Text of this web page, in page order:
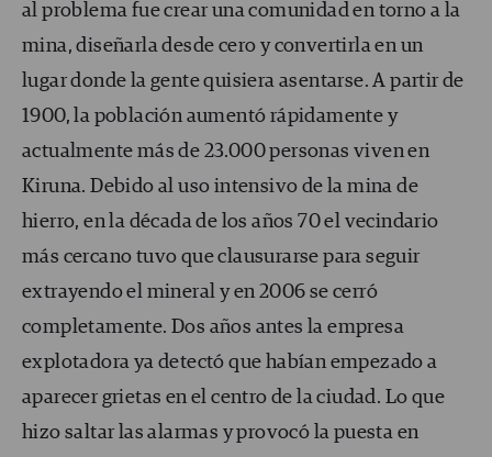
al problema fue crear una comunidad en torno a la
mina, diseñarla desde cero y convertirla en un
lugar donde la gente quisiera asentarse. A partir de
1900, la población aumentó rápidamente y
actualmente más de 23.000 personas viven en
Kiruna. Debido al uso intensivo de la mina de
hierro, en la década de los años 70 el vecindario
más cercano tuvo que clausurarse para seguir
extrayendo el mineral y en 2006 se cerró
completamente. Dos años antes la empresa
explotadora ya detectó que habían empezado a
aparecer grietas en el centro de la ciudad. Lo que
hizo saltar las alarmas y provocó la puesta en